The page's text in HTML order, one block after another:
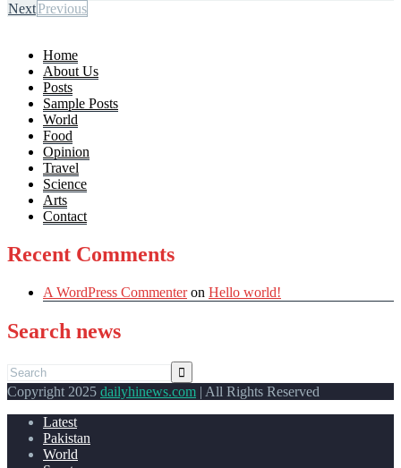
NextPrevious
Home
About Us
Posts
Sample Posts
World
Food
Opinion
Travel
Science
Arts
Contact
Recent Comments
A WordPress Commenteron Hello world!
Search news
Copyright 2025 dailyhinews.com | All Rights Reserved
Latest
Pakistan
World